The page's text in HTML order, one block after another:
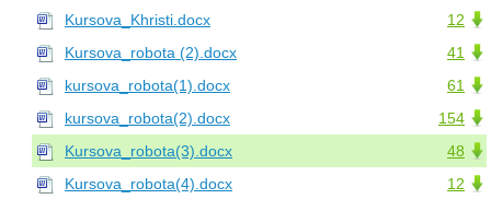
12
Kursova_Khristi.docx
41
Kursova_robota (2).docx
61
kursova_robota(1).docx
154
kursova_robota(2).docx
48
Kursova_robota(3).docx
12
Kursova_robota(4).docx